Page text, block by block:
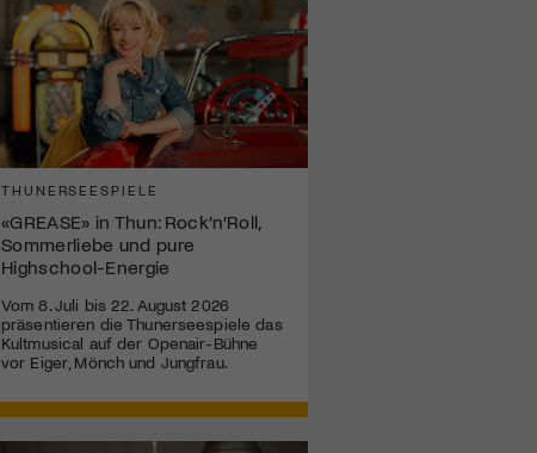
THUNERSEESPIELE
«GREASE» in Thun: Rock’n’Roll,
Sommerliebe und pure
Highschool-Energie
Vom 8. Juli bis 22. August 2026
präsentieren die Thunerseespiele das
Kultmusical auf der Openair-Bühne
vor Eiger, Mönch und Jungfrau.